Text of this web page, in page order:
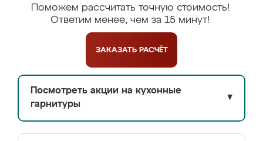
Поможем рассчитать точную стоимость!
Ответим менее, чем за 15 минут!
ЗАКАЗАТЬ РАСЧЁТ
Посмотреть акции на кухонные
гарнитуры
▼